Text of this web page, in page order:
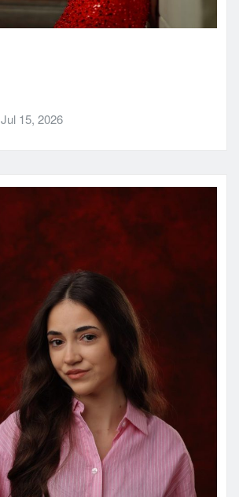
Jul 15, 2026